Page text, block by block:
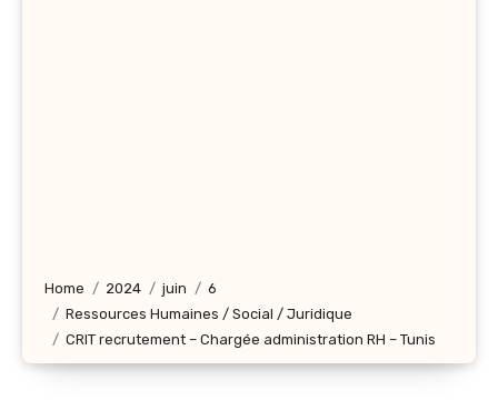
Home 2024 juin
6
Ressources Humaines / Social / Juridique
CRIT recrutement – Chargée administration RH – Tunis